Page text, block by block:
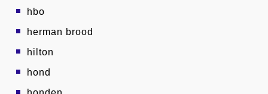
hbo
herman brood
hilton
hond